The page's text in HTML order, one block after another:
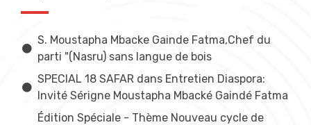
S. Moustapha Mbacke Gainde Fatma,Chef du
parti "(Nasru) sans langue de bois
SPECIAL 18 SAFAR dans Entretien Diaspora:
Invité Sérigne Moustapha Mbacké Gaindé Fatma
Édition Spéciale - Thème Nouveau cycle de